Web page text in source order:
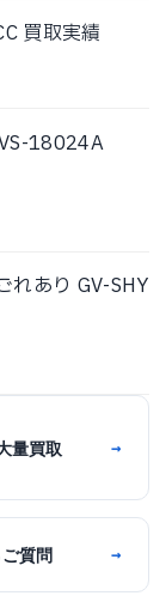
買取実績
18024A
れあり GV-SHY
量買取 →
質問 →